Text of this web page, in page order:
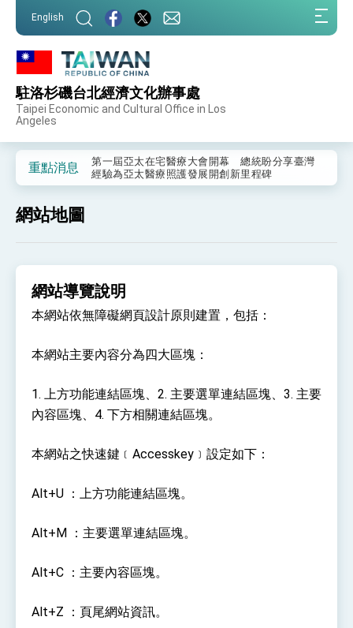
English
駐洛杉磯台北經濟文化辦事處
Taipei Economic and Cultural Office in Los
Angeles
重點消息
外交部重要言論
事處」，進一步深化台美交流合作
第一屆亞太在宅醫療大會開幕 總統盼分享臺灣
經驗為亞太醫療照護發展開創新里程碑
訪問
總統與五院院長新春茶敘 盼化分歧為團結、為
國家邁出合作第一步
總統農曆春節談話
台美貿易協議完成簽署達成6大目標、創5大歷史
性突破 總統強調將以3大面向加速臺灣經濟轉型
疊加 我輸美2072項產品豁免對等關稅
總統接受「法新社」（AFP）專訪內容
外交部長林佳龍於《外交事務》撰文指出：自由
世界 需要台灣，團結合作方能守護繁榮
「見證蛻變，分享世界的光華」開幕式，期許數
位轉 型迎向下個50年
領 下一個世代的繁榮
外交部長林佳龍接受印尼「時代雜誌」專訪，闡
作
外交部長林佳龍午宴歡迎美國聯邦參議員蓋耶哥
外交部長林佳龍接見美國智庫「德國馬歇爾基金
會」訪問團一行，深化跨大西洋戰略夥伴關係
網站地圖
網站導覽說明
本網站依無障礙網頁設計原則建置，包括：
本網站主要內容分為四大區塊：
1. 上方功能連結區塊、2. 主要選單連結區塊、3. 主要
內容區塊、4. 下方相關連結區塊。
本網站之快速鍵﹝Accesskey﹞設定如下：
Alt+U ：上方功能連結區塊。
Alt+M ：主要選單連結區塊。
Alt+C ：主要內容區塊。
Alt+Z ：頁尾網站資訊。